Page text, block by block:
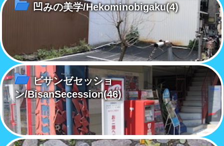
凹みの美学/Hekominobigaku(4)
ビサンゼセッショ
ン/BisanSecession(46)